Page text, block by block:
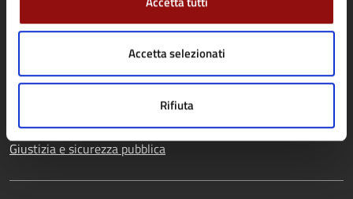
Accetta selezionati
Rifiuta
Appalti pubblici
Catasto e urbanistica
Educazione e formazione
Giustizia e sicurezza pubblica
assistenza
Tributi, finanze e
contravvenzioni
Turismo
Vita lavorativa